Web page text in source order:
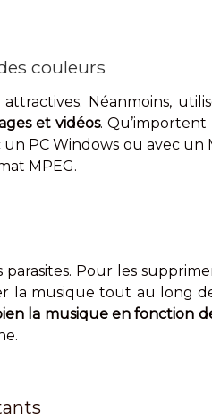
couleurs
Néanmoins,
et vidéos. Qu’importent
PC Windows ou avec un
MPEG.
parasites. Pour les
la musique tout au long
la musique en fonction